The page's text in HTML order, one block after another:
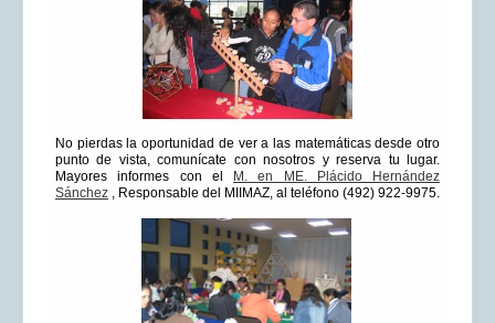
No pierdas la oportunidad de ver a las matemáticas desde otro
punto de vista, comunícate con nosotros y reserva tu lugar.
Mayores informes con el M. en ME. Plácido Hernández
Sánchez , Responsable del MIIMAZ, al teléfono (492) 922-9975.